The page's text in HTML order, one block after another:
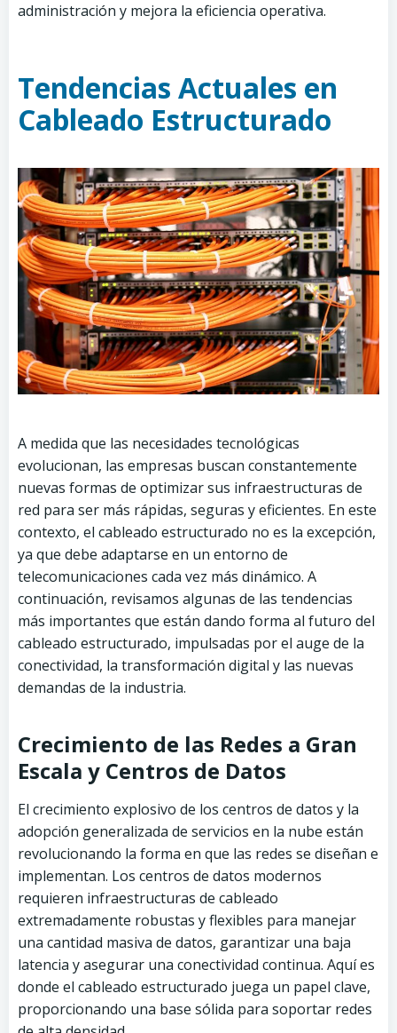
administración y mejora la eficiencia operativa.
Tendencias Actuales en
Cableado Estructurado
A medida que las necesidades tecnológicas
evolucionan, las empresas buscan constantemente
nuevas formas de optimizar sus infraestructuras de
red para ser más rápidas, seguras y eficientes. En este
contexto, el cableado estructurado no es la excepción,
ya que debe adaptarse en un entorno de
telecomunicaciones cada vez más dinámico. A
continuación, revisamos algunas de las tendencias
más importantes que están dando forma al futuro del
cableado estructurado, impulsadas por el auge de la
conectividad, la transformación digital y las nuevas
demandas de la industria.
Crecimiento de las Redes a Gran
Escala y Centros de Datos
El crecimiento explosivo de los centros de datos y la
adopción generalizada de servicios en la nube están
revolucionando la forma en que las redes se diseñan e
implementan. Los centros de datos modernos
requieren infraestructuras de cableado
extremadamente robustas y flexibles para manejar
una cantidad masiva de datos, garantizar una baja
latencia y asegurar una conectividad continua. Aquí es
donde el cableado estructurado juega un papel clave,
proporcionando una base sólida para soportar redes